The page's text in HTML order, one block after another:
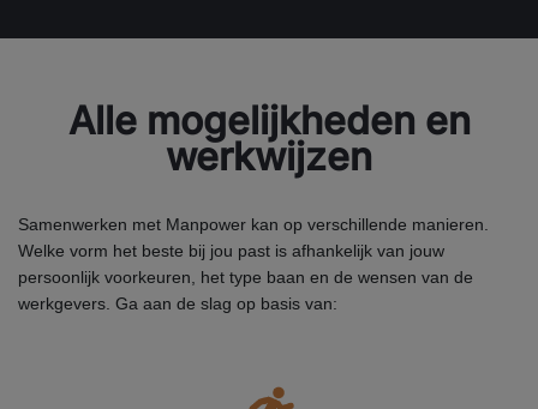
Alle mogelijkheden en
werkwijzen
Samenwerken met Manpower kan op verschillende manieren.
Welke vorm het beste bij jou past is afhankelijk van jouw
persoonlijk voorkeuren, het type baan en de wensen van de
werkgevers. Ga aan de slag op basis van: